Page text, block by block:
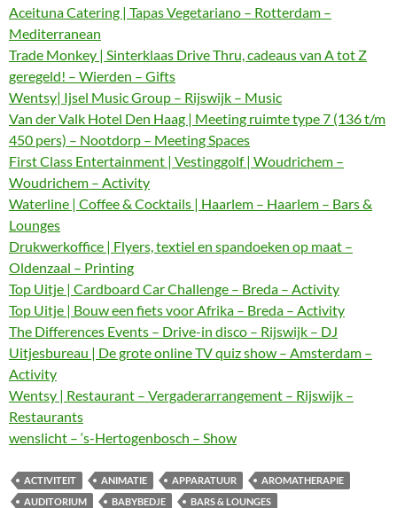
Aceituna Catering | Tapas Vegetariano – Rotterdam –
Mediterranean
Trade Monkey | Sinterklaas Drive Thru, cadeaus van A tot Z
geregeld! – Wierden – Gifts
Wentsy| Ijsel Music Group – Rijswijk – Music
Van der Valk Hotel Den Haag | Meeting ruimte type 7 (136 t/m
450 pers) – Nootdorp – Meeting Spaces
First Class Entertainment | Vestinggolf | Woudrichem –
Woudrichem – Activity
Waterline | Coffee & Cocktails | Haarlem – Haarlem – Bars &
Lounges
Drukwerkoffice | Flyers, textiel en spandoeken op maat –
Oldenzaal – Printing
Top Uitje | Cardboard Car Challenge – Breda – Activity
Top Uitje | Bouw een fiets voor Afrika – Breda – Activity
The Differences Events – Drive-in disco – Rijswijk – DJ
Uitjesbureau | De grote online TV quiz show – Amsterdam –
Activity
Wentsy | Restaurant – Vergaderarrangement – Rijswijk –
Restaurants
wenslicht – ‘s-Hertogenbosch – Show
ACTIVITEIT ANIMATIE APPARATUUR
AROMATHERAPIE
AUDITORIUM
BABYBEDJE
BARS & LOUNGES